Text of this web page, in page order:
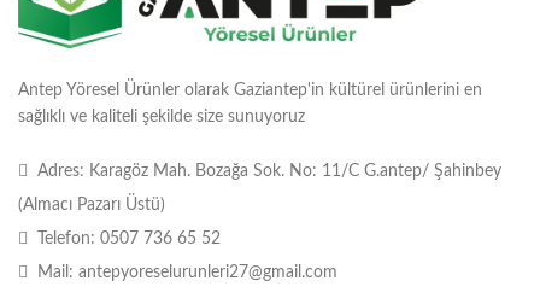
Antep Yöresel Ürünler olarak Gaziantep'in kültürel ürünlerini en
sağlıklı ve kaliteli şekilde size sunuyoruz
Adres: Karagöz Mah. Bozağa Sok. No: 11/C G.antep/ Şahinbey
(Almacı Pazarı Üstü)
Telefon: 0507 736 65 52
Mail: antepyoreselurunleri27@gmail.com